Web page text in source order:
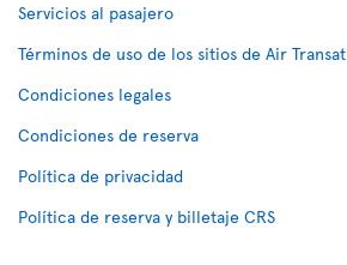
Servicios al pasajero
Términos de uso de los sitios de Air Transat
Condiciones legales
Condiciones de reserva
Política de privacidad
Política de reserva y billetaje CRS